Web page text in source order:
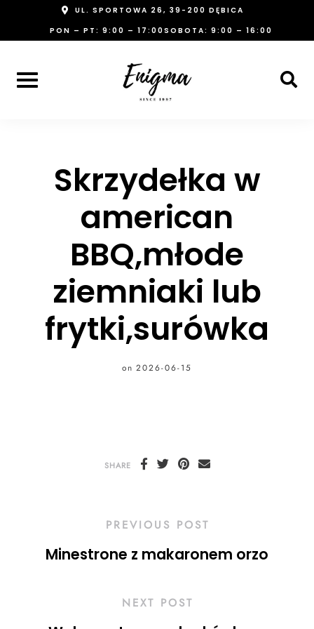
UL. SPORTOWA 26, 39-200 DĘBICA
PON – PT: 9:00 – 17:00 SOBOTA: 9:00 – 16:00
Skrzydełka w
american
BBQ,młode
ziemniaki lub
frytki,surówka
on 2026-06-15
SHARE
PREVIOUS POST
Minestrone z makaronem orzo
NEXT POST